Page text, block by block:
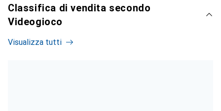
Classifica di vendita secondo
Videogioco
Visualizza tutti